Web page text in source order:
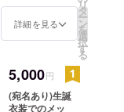
詳細を見る
リ
タ
ー
ン
を
選
択
す
る
5,000円
(宛名あり)生誕
衣装でのメッ